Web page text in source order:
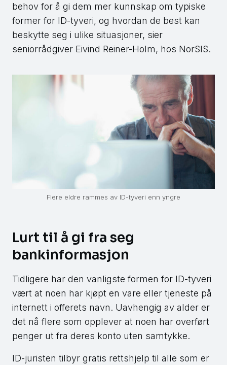
behov for å gi dem mer kunnskap om typiske
former for ID-tyveri, og hvordan de best kan
beskytte seg i ulike situasjoner, sier
seniorrådgiver Eivind Reiner-Holm, hos NorSIS.
Flere eldre rammes av ID-tyveri enn yngre
Lurt til å gi fra seg
bankinformasjon
Tidligere har den vanligste formen for ID-tyveri
vært at noen har kjøpt en vare eller tjeneste på
internett i offerets navn. Uavhengig av alder er
det nå flere som opplever at noen har overført
penger ut fra deres konto uten samtykke.
ID-juristen tilbyr gratis rettshjelp til alle som er